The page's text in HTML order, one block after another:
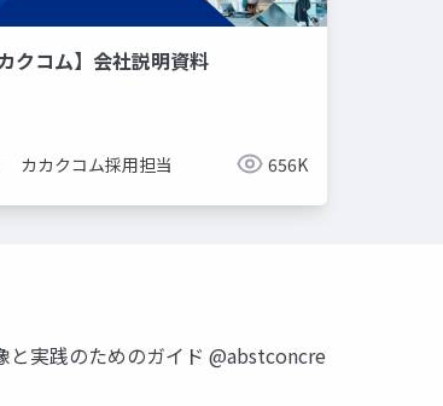
カクコム】会社説明資料
カカクコム採用担当 656K
と実践のためのガイド @abstconcre